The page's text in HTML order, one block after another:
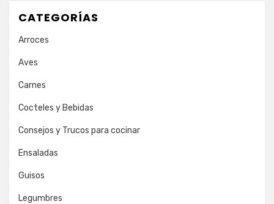
CATEGORÍAS
Arroces
Aves
Carnes
Cocteles y Bebidas
Consejos y Trucos para cocinar
Ensaladas
Guisos
Legumbres